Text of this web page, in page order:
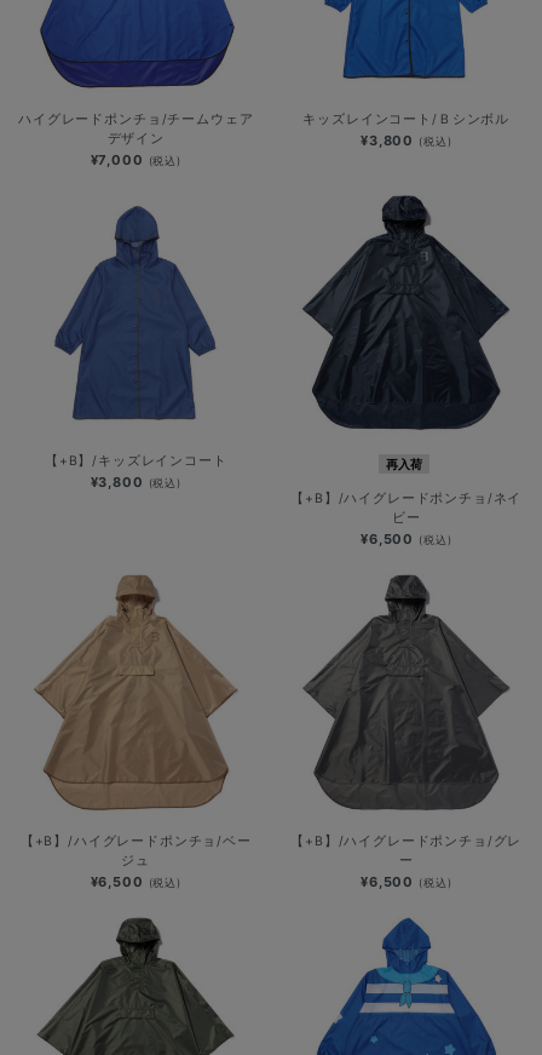
ハイグレードポンチョ/チームウェア
デザイン
¥7,000 (税込)
キッズレインコート/Ｂシンボル
¥3,800 (税込)
【+B】/キッズレインコート
¥3,800 (税込)
再入荷
【+B】/ハイグレードポンチョ/ネイ
ビー
¥6,500 (税込)
【+B】/ハイグレードポンチョ/ベー
ジュ
¥6,500 (税込)
【+B】/ハイグレードポンチョ/グレ
ー
¥6,500 (税込)